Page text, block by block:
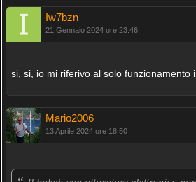
Iw7bzn
21 Gennaio 2024 ore 23:46
si, si, io mi riferivo al solo funzionamento
Mario2006
13 Aprile 2024 ore 18:50